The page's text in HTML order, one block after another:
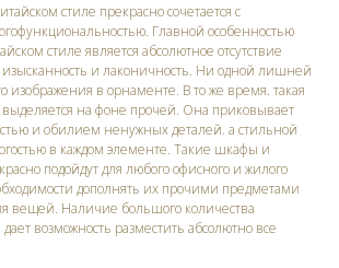
стиле прекрасно сочетается с
Главной особенностью
стиле является абсолютное отсутствие
изысканность и лаконичность. Ни одной лишней
изображения в орнаменте. В то же время. такая
на фоне прочей. Она приковывает
и обилием ненужных деталей. а стильной
в каждом элементе. Такие шкафы и
подойдут для любого офисного и жилого
дополнять их прочими предметами
вещей. Наличие большого количества
возможность разместить абсолютно все